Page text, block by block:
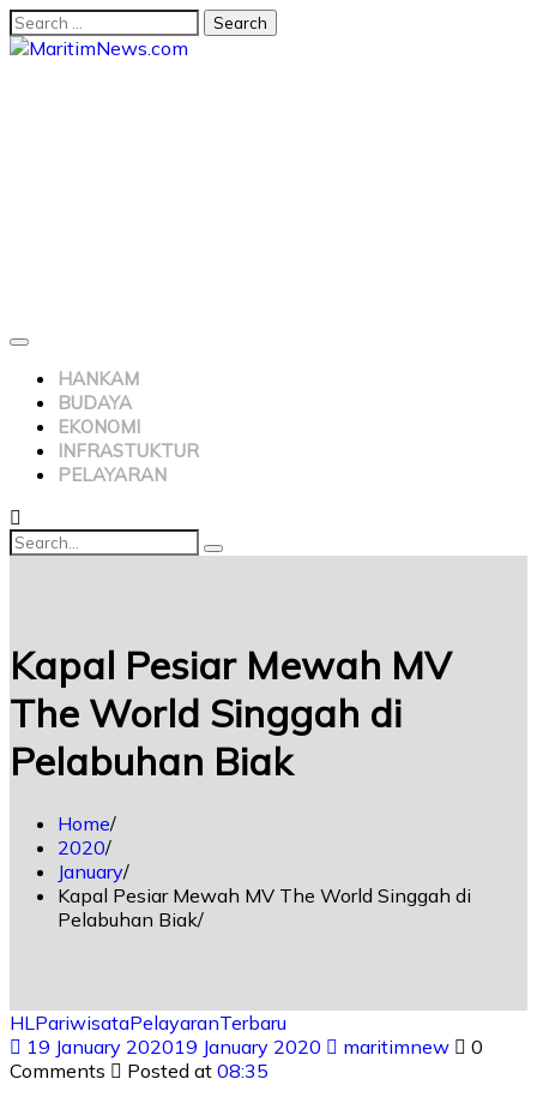
HANKAM
BUDAYA
EKONOMI
INFRASTUKTUR
PELAYARAN
Kapal Pesiar Mewah MV
The World Singgah di
Pelabuhan Biak
Home
2020
January
Kapal Pesiar Mewah MV The World Singgah di
Pelabuhan Biak
HL PariwisataPelayaranTerbaru
19 January 202019 January 2020 maritimnew
0
Comments
Posted at 08:35